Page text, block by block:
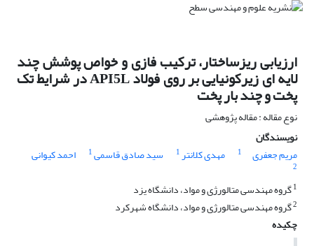
ارزیابی ریزساختار، ترکیب فازی و خواص پوشش چند
لایه ای زیرکونیایی بر روی فولاد API5L در شرایط تک
پخت و چند بار پخت
نوع مقاله : مقاله پژوهشی
نویسندگان
مریم جعفری
1 مهدی کلانتر1 سید صادق قاسمی1 احمد کیوانی
2
1گروه مهندسی متالورژی و مواد، دانشگاه یزد
2گروه مهندسی متالورژی و مواد، دانشگاه شهرکرد
چکیده